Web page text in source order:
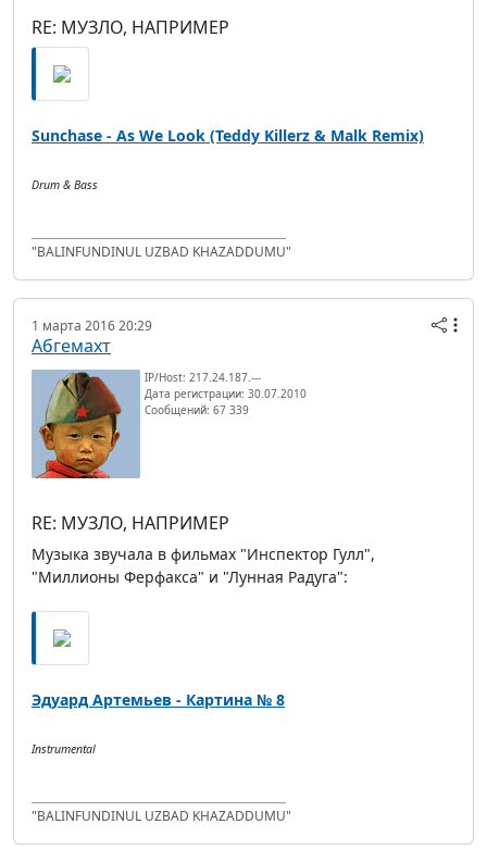
RE: МУЗЛО, НАПРИМЕР
Sunchase - As We Look (Teddy Killerz & Malk Remix)
Drum & Bass
"BALINFUNDINUL UZBAD KHAZADDUMU"
1 марта 2016 20:29
Абгемахт
IP/Host: 217.24.187.---
Дата регистрации: 30.07.2010
Сообщений: 67 339
RE: МУЗЛО, НАПРИМЕР
Музыка звучала в фильмах "Инспектор Гулл",
"Миллионы Ферфакса" и "Лунная Радуга":
Эдуард Артемьев - Картина № 8
Instrumental
"BALINFUNDINUL UZBAD KHAZADDUMU"